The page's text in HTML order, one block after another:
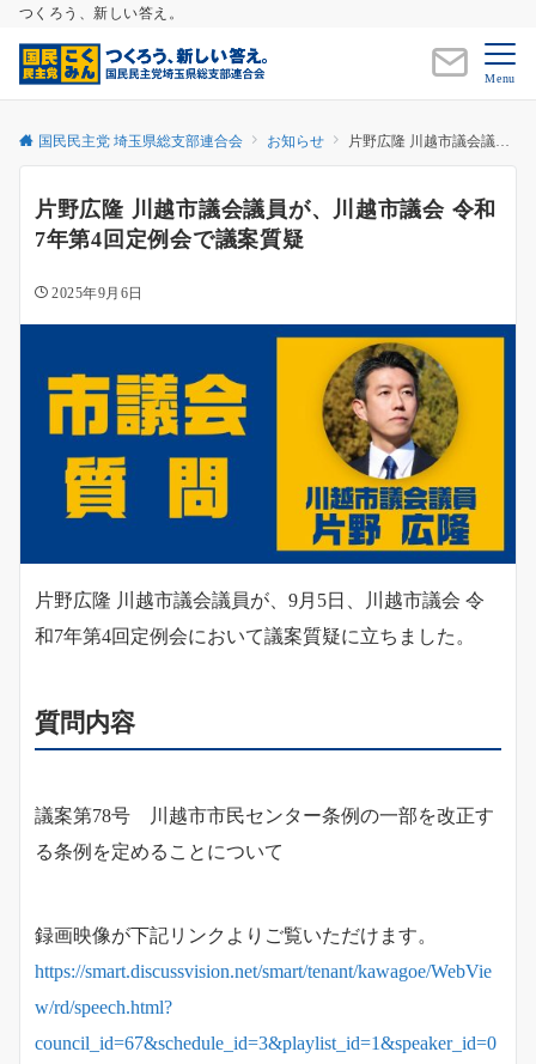
つくろう、新しい答え。
Menu
国民民主党 埼玉県総支部連合会 お知らせ 片野広隆 川越市議会議員が、川越市議会 令和7年第4回定例会で議案質疑
片野広隆 川越市議会議員が、川越市議会 令和
7年第4回定例会で議案質疑
2025年9月6日
片野広隆 川越市議会議員が、9月5日、川越市議会 令
和7年第4回定例会において議案質疑に立ちました。
質問内容
議案第78号 川越市市民センター条例の一部を改正す
る条例を定めることについて
録画映像が下記リンクよりご覧いただけます。
https://smart.discussvision.net/smart/tenant/kawagoe/WebVie
w/rd/speech.html?
council_id=67&schedule_id=3&playlist_id=1&speaker_id=0